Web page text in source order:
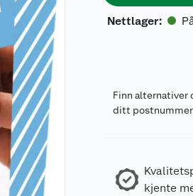
Nettlager:
Finn alternativer
ditt postnummer
kjente